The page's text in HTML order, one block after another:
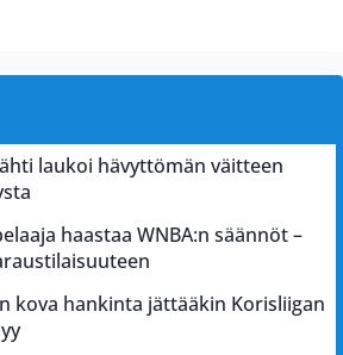
laukoi hävyttömän väitteen
haastaa WNBA:n säännöt –
kova hankinta jättääkin Korisliigan